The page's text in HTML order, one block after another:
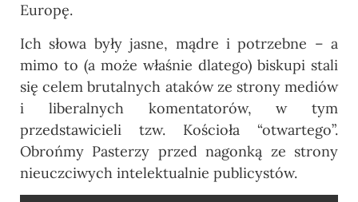
Europę.
Ich słowa były jasne, mądre i potrzebne – a
mimo to (a może właśnie dlatego) biskupi stali
się celem brutalnych ataków ze strony mediów
i liberalnych komentatorów, w tym
przedstawicieli tzw. Kościoła “otwartego”.
Obrońmy Pasterzy przed nagonką ze strony
nieuczciwych intelektualnie publicystów.